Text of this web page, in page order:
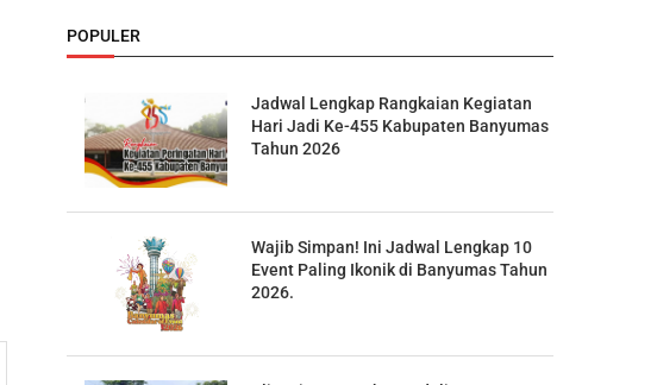
POPULER
Jadwal Lengkap Rangkaian Kegiatan
Hari Jadi Ke-455 Kabupaten Banyumas
Tahun 2026
Wajib Simpan! Ini Jadwal Lengkap 10
Event Paling Ikonik di Banyumas Tahun
2026.